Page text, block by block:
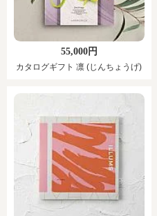
55,000円
カタログギフト 凛 (じんちょうげ)